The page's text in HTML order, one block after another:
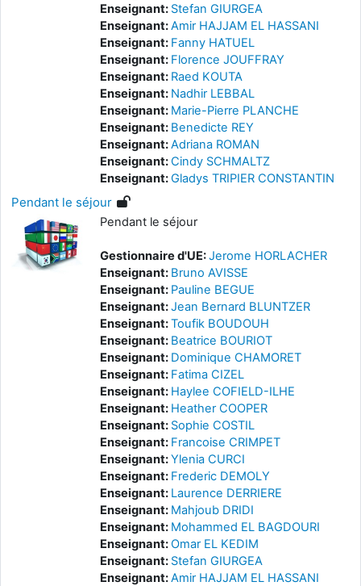
Enseignant: Stefan GIURGEA
Enseignant:Amir HAJJAM EL HASSANI
Enseignant: Fanny HATUEL
Enseignant: Florence JOUFFRAY
Enseignant: Raed KOUTA
Enseignant: Nadhir LEBBAL
Enseignant: Marie-Pierre PLANCHE
Enseignant: Benedicte REY
Enseignant:Adriana ROMAN
Enseignant:Cindy SCHMALTZ
Enseignant:Gladys TRIPIER CONSTANTIN
Pendant le séjour
Pendant le séjour
Gestionnaire d'UE:Jerome HORLACHER
Enseignant: Bruno AVISSE
Enseignant: Pauline BEGUE
Enseignant:Jean Bernard BLUNTZER
Enseignant:Toufik BOUDOUH
Enseignant: Beatrice BOURIOT
Enseignant: Dominique CHAMORET
Enseignant: Fatima CIZEL
Enseignant: Haylee COFIELD-ILHE
Enseignant: Heather COOPER
Enseignant: Sophie COSTIL
Enseignant: Francoise CRIMPET
Enseignant:Ylenia CURCI
Enseignant: Frederic DEMOLY
Enseignant: Laurence DERRIERE
Enseignant: Mahjoub DRIDI
Enseignant: Mohammed EL BAGDOURI
Enseignant:Omar EL KEDIM
Enseignant: Stefan GIURGEA
Enseignant:Amir HAJJAM EL HASSANI